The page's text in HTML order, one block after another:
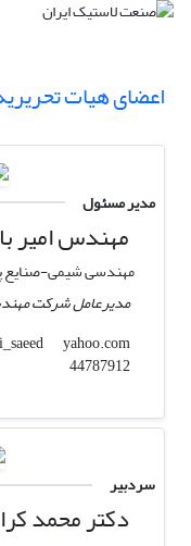
اعضای هیات
مدیر مسئول
مهندس امیر
مهندسی شیمی-صنایع
مدیرعامل شرکت
hafezi_saeed
yahoo.com
44787912
سردبیر
دکتر محمد